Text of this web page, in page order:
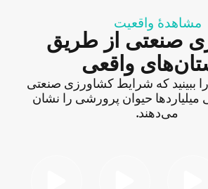
مشاهدهٔ واقعیت
صنعتی از طریق
واقعی
ببینید که شرایط کشاورزی صنعتی
میلیاردها حیوان پرورشی را نشان
می‌دهند.